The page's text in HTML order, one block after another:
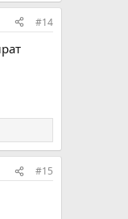
#14
#15